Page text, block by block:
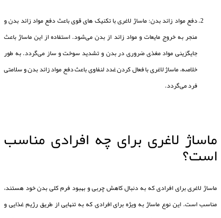
دفع مواد زائد بدن: ماساژ لاغری با تکنیک های قوی باعث دفع مواد زائد بدن و
منجر به خروج مایعات و مواد زائد از بدن می‌شود. استفاده از این ماساژ باعث
جایگزینی مواد مغذی ضروری در بدن و تشدید سوخت و ساز می‌گردد. به طور
خلاصه، ماساژ لاغری با فعال کردن غدد لنفاوی باعث دفع مواد زائد بدن و سلامتی
فرد می‌گردد.
ماساژ لاغری برای چه افرادی مناسب
است؟
ماساژ لاغری برای افرادی که به دنبال کاهش چربی و بهبود فرم کلی بدن خود هستند،
مناسب است. این نوع ماساژ به ویژه برای افرادی که به تنهایی از طریق رژیم غذایی و